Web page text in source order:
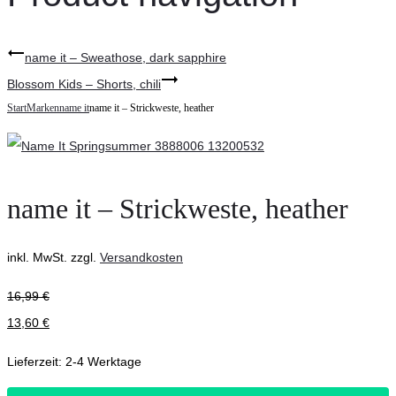
name it – Sweathose, dark sapphire
Blossom Kids – Shorts, chili
StartMarkenname itname it – Strickweste, heather
name it – Strickweste, heather
inkl. MwSt. zzgl. Versandkosten
16,99€
13,60 €
Lieferzeit: 2-4 Werktage